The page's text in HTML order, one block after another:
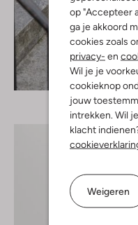
op "Accepteer
ga je akkoord
cookies zoals
privacy- en
Wil je je
cookieknop
jouw
intrekken. Wil
klacht
Weigeren
Ontdek de look